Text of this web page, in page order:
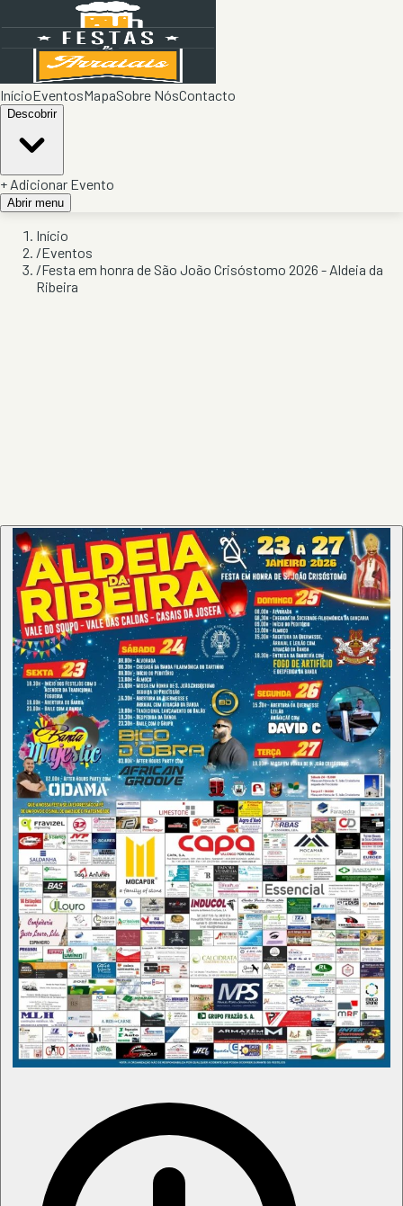
InícioEventosMapaSobre NósContacto
Descobrir
+ Adicionar Evento
Abrir menu
Início
/Eventos
/Festa em honra de São João Crisóstomo 2026 - Aldeia da
Ribeira